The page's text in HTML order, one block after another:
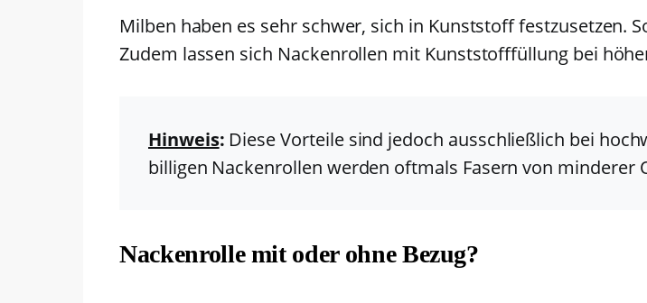
Milben haben es sehr schwer, sich in Kunststoff festzusetzen.
Zudem lassen sich Nackenrollen mit Kunststofffüllung bei
Hinweis: Diese Vorteile sind jedoch ausschließlich bei
billigen Nackenrollen werden oftmals Fasern von minderer
Nackenrolle mit oder ohne Bezug?